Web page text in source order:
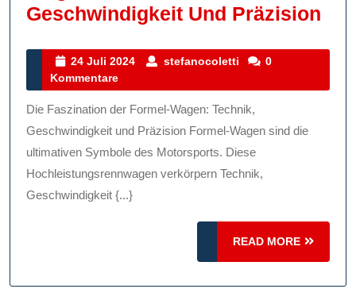
Geschwindigkeit Und Präzision
24 Juli 2024
24
2024
stefanocoletti stefanocoletti
0
Kommentare
Die Faszination der Formel-Wagen: Technik,
Geschwindigkeit und Präzision Formel-Wagen sind die
ultimativen Symbole des Motorsports. Diese
Hochleistungsrennwagen verkörpern Technik,
Geschwindigkeit {...}
READ MORE
READ
MORE